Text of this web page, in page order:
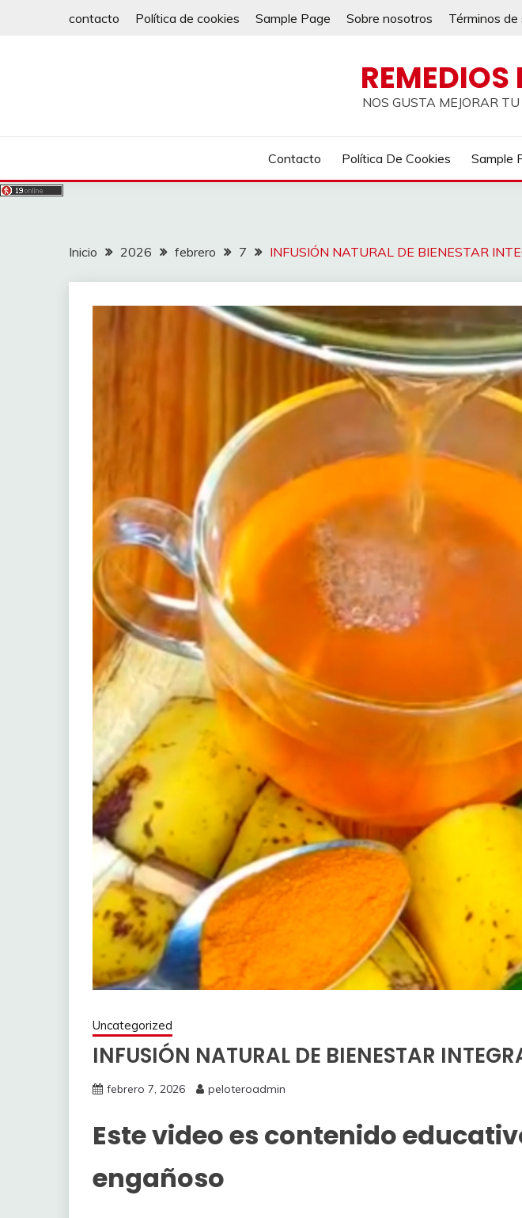
contacto Política de cookies Sample Page Sobre nosotros Términos de
NOS GUSTA MEJORAR
Contacto Política De Cookies Sample
Inicio 2026 febrero 7 INFUSIÓN NATURAL DE BIENESTAR
Uncategorized
INFUSIÓN NATURAL DE BIENESTAR
febrero 7, 2026 peloteroadmin
Este video es contenido
engañoso